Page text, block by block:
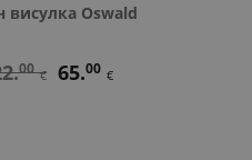
висулка Oswald
00 € 65.00 €